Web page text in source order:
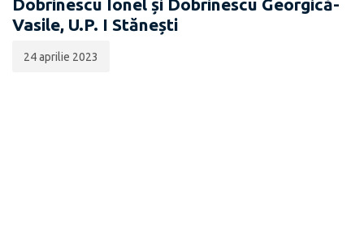
Vasile, U.P. I Stănești
24 aprilie 2023